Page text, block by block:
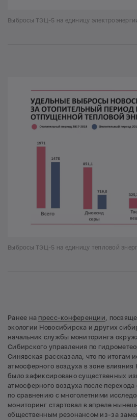
Выбросы ТЭЦ-5 на единицу
Выбросы ТЭЦ-5 на единицу тепловой
Ранее на пресс-конференции,
экологии Новосибирска и других
начальник службы мониторинга
Сибирского управления по
Синявская рассказала, что по итогам
атмосферного воздуха в зоне
было зафиксировано существенных
атмосферного воздуха после
по сравнению с многолетними
мониторинг стартовал в апреле
общественным резонансом из-за